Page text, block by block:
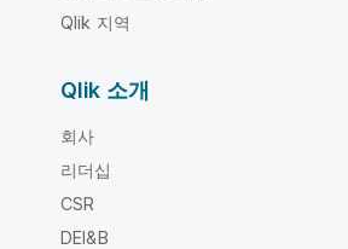
Qlik 지역
Qlik 소개
회사
리더십
CSR
DEI&B